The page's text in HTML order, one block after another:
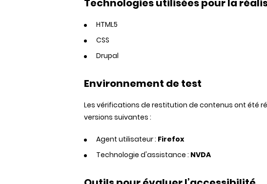
Technologies utilisées pour la
HTML5
CSS
Drupal
Environnement de test
Les vérifications de restitution de contenus ont été
versions suivantes :
Agent utilisateur : Firefox
Technologie d'assistance : NVDA